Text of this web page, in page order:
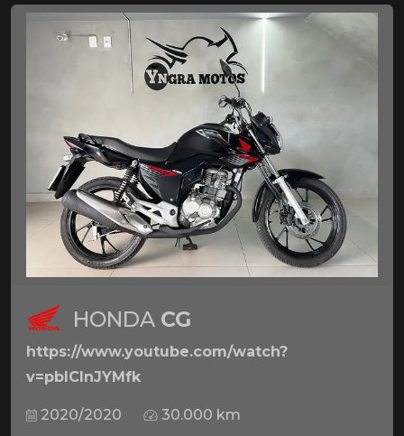
HONDA CG
https://www.youtube.com/watch?
v=pbICInJYMfk
2020/2020 30.000 km